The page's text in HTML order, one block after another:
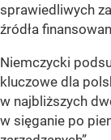
sprawiedliwych
źródła
Niemczycki
kluczowe dla
w najbliższych
w sięganie po